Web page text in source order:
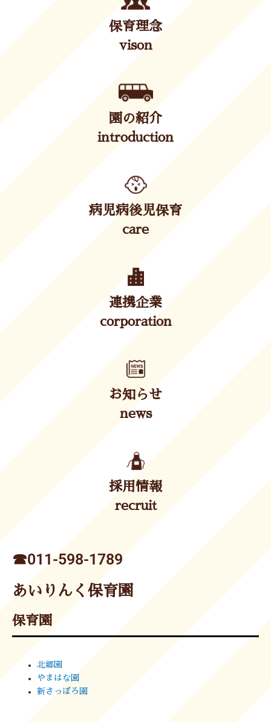
保育理念
vison
園の紹介
introduction
病児病後児保育
care
連携企業
corporation
お知らせ
news
採用情報
recruit
☎︎011-598-1789
あいりんく保育園
保育園
北郷園
やまはな園
新さっぽろ園